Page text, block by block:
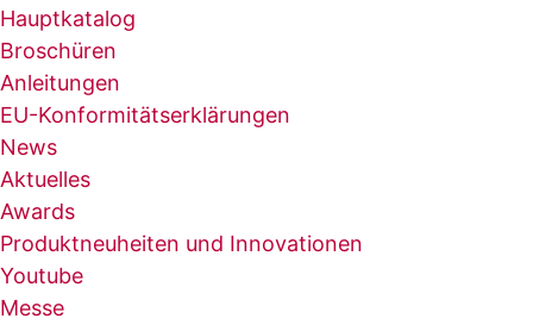
Hauptkatalog
Broschüren
Anleitungen
EU-Konformitätserklärungen
News
Aktuelles
Awards
Produktneuheiten und Innovationen
Youtube
Messe